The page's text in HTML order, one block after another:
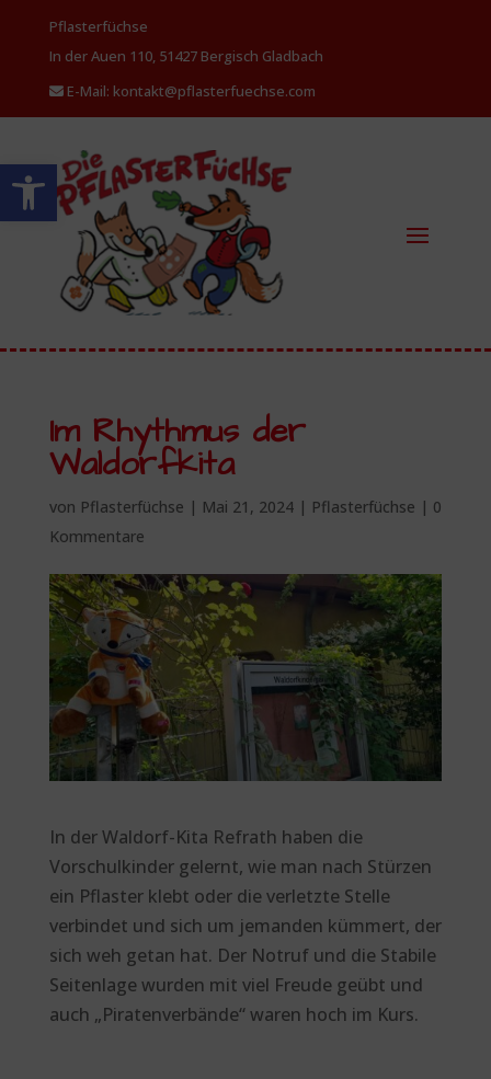
Werkzeugleiste öffnen
Pflasterfüchse
In der Auen 110, 51427 Bergisch Gladbach
E-Mail: kontakt@pflasterfuechse.com
Im Rhythmus der
Waldorfkita
von Pflasterfüchse | Mai 21, 2024| Pflasterfüchse | 0
Kommentare
In der Waldorf-Kita Refrath haben die
Vorschulkinder gelernt, wie man nach Stürzen
ein Pflaster klebt oder die verletzte Stelle
verbindet und sich um jemanden kümmert, der
sich weh getan hat. Der Notruf und die Stabile
Seitenlage wurden mit viel Freude geübt und
auch „Piratenverbände“ waren hoch im Kurs.